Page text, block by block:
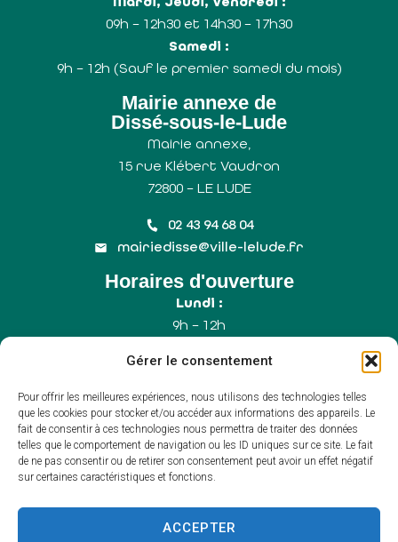
Gérer le consentement
Pour offrir les meilleures expériences, nous utilisons des technologies telles
que les cookies pour stocker et/ou accéder aux informations des appareils. Le
fait de consentir à ces technologies nous permettra de traiter des données
telles que le comportement de navigation ou les ID uniques sur ce site. Le fait
de ne pas consentir ou de retirer son consentement peut avoir un effet négatif
sur certaines caractéristiques et fonctions.
ACCEPTER
09h – 12h30 et 14h30 – 17h30
Samedi :
9h – 12h (Sauf le premier samedi du mois)
Mairie annexe de
Dissé-sous-le-Lude
Mairie annexe,
15 rue Klébert Vaudron
72800 – LE LUDE
02 43 94 68 04
mairiedisse@ville-lelude.fr
Horaires d'ouverture
Lundi :
9h – 12h
9h – 12h
Samedi :
9h – 12h (Uniquement le 1er samedi du mois)
Accessibilité
Mentions légales
Confidentialité